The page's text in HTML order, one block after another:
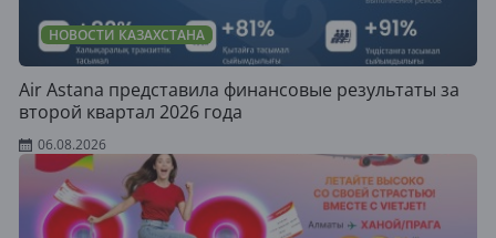
НОВОСТИ КАЗАХСТАНА
Air Astana представила финансовые результаты за
второй квартал 2026 года
06.08.2026